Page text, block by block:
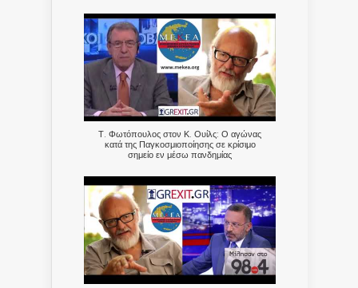
Τ. Φωτόπουλος στον Κ. Ουίλς: Ο αγώνας
κατά της Παγκοσμιοποίησης σε κρίσιμο
σημείο εν μέσω πανδημίας